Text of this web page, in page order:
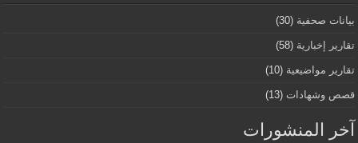
بيانات صحفية (30)
تقارير إخبارية (58)
تقارير مواضيعية (10)
قصص وشهادات (13)
آخر المنشورات